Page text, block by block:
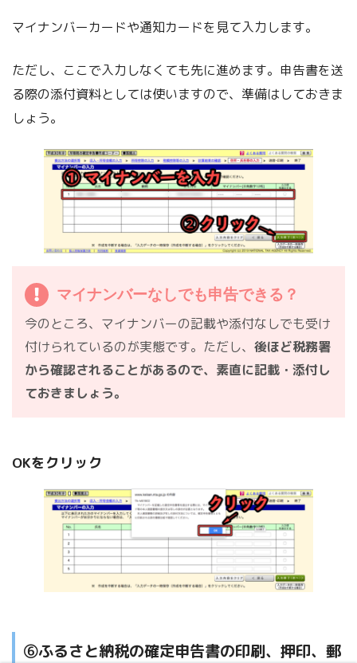
マイナンバーカードや通知カードを見て入力します。
ただし、ここで入力しなくても先に進めます。申告書を送
る際の添付資料としては使いますので、準備はしておきま
しょう。
マイナンバーなしでも申告できる？
今のところ、マイナンバーの記載や添付なしでも受け
付けられているのが実態です。ただし、 後ほど税務署
から確認されることがあるので、素直に記載・添付し
ておきましょう。
OKをクリック
⑥ふるさと納税の確定申告書の印刷、押印、郵